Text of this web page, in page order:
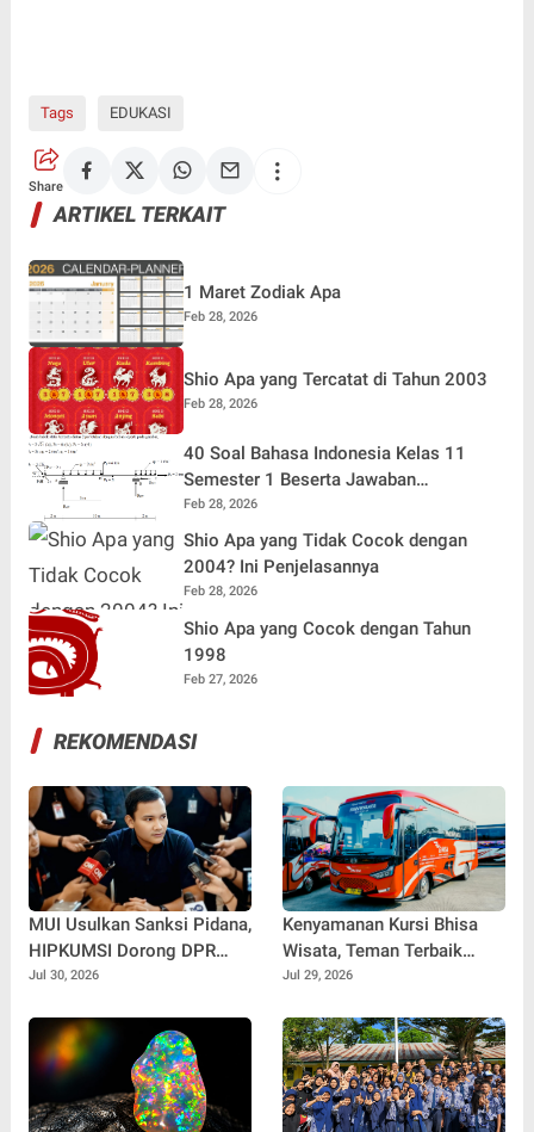
Tags EDUKASI
Share
ARTIKEL TERKAIT
1 Maret Zodiak Apa
Feb 28, 2026
Shio Apa yang Tercatat di Tahun 2003
Feb 28, 2026
40 Soal Bahasa Indonesia Kelas 11
Semester 1 Beserta Jawaban
Terlengkap
Feb 28, 2026
Shio Apa yang Tidak Cocok dengan
2004? Ini Penjelasannya
Feb 28, 2026
Shio Apa yang Cocok dengan Tahun
1998
Feb 27, 2026
REKOMENDASI
MUI Usulkan Sanksi Pidana,
HIPKUMSI Dorong DPR
Segera Bertindak
Jul 30, 2026
Kenyamanan Kursi Bhisa
Wisata, Teman Terbaik
untuk Perjalanan Jauh
Jul 29, 2026